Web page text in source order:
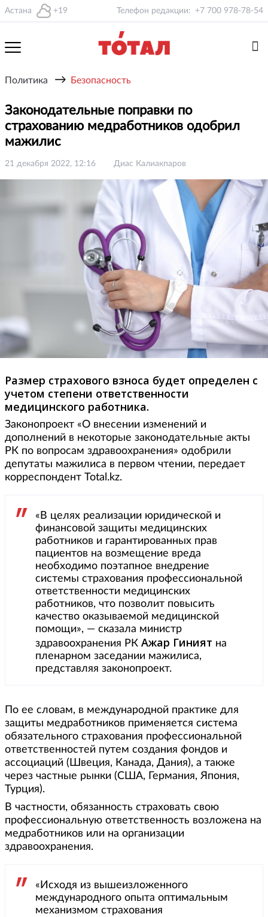
Астана +19 Телефон редакции: +7 700 978-78-54
Политика → Безопасность
Законодательные поправки по
страхованию медработников одобрил
мажилис
21 декабря 2022, 12:16 Диас Калиакпаров
Размер страхового взноса будет определен с
учетом степени ответственности
медицинского работника.
Законопроект «О внесении изменений и
дополнений в некоторые законодательные акты
РК по вопросам здравоохранения» одобрили
депутаты мажилиса в первом чтении, передает
корреспондент Total.kz.
«В целях реализации юридической и
финансовой защиты медицинских
работников и гарантированных прав
пациентов на возмещение вреда
необходимо поэтапное внедрение
системы страхования профессиональной
ответственности медицинских
работников, что позволит повысить
качество оказываемой медицинской
помощи», — сказала министр
здравоохранения РК Ажар Гиният на
пленарном заседании мажилиса,
представляя законопроект.
По ее словам, в международной практике для
защиты медработников применяется система
обязательного страхования профессиональной
ответственностей путем создания фондов и
ассоциаций (Швеция, Канада, Дания), а также
через частные рынки (США, Германия, Япония,
Турция).
В частности, обязанность страховать свою
профессиональную ответственность возложена на
медработников или на организации
здравоохранения.
«Исходя из вышеизложенного
международного опыта оптимальным
механизмом страхования